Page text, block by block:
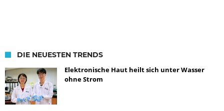
DIE NEUESTEN TRENDS
Elektronische Haut heilt sich unter Wasser
ohne Strom